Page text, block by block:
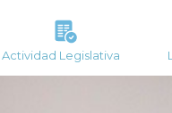
Actividad Legislativa